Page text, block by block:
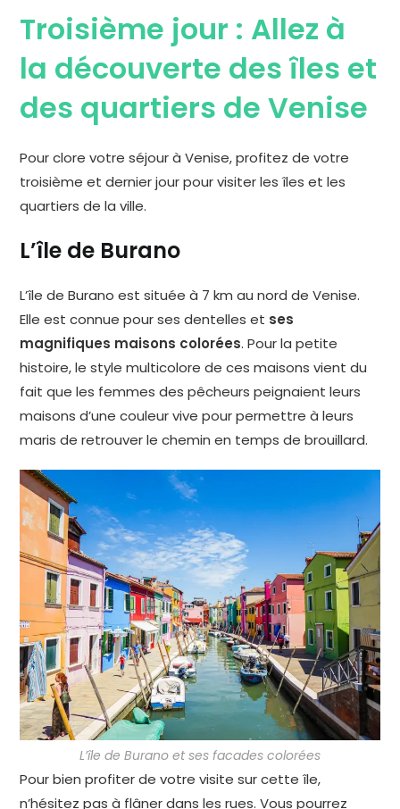
Troisième jour : Allez à
la découverte des îles et
des quartiers de Venise
Pour clore votre séjour à Venise, profitez de votre
troisième et dernier jour pour visiter les îles et les
quartiers de la ville.
L’île de Burano
L’île de Burano est située à 7 km au nord de Venise.
Elle est connue pour ses dentelles et ses
magnifiques maisons colorées. Pour la petite
histoire, le style multicolore de ces maisons vient du
fait que les femmes des pêcheurs peignaient leurs
maisons d’une couleur vive pour permettre à leurs
maris de retrouver le chemin en temps de brouillard.
L’île de Burano et ses facades colorées
Pour bien profiter de votre visite sur cette île,
n’hésitez pas à flâner dans les rues. Vous pourrez